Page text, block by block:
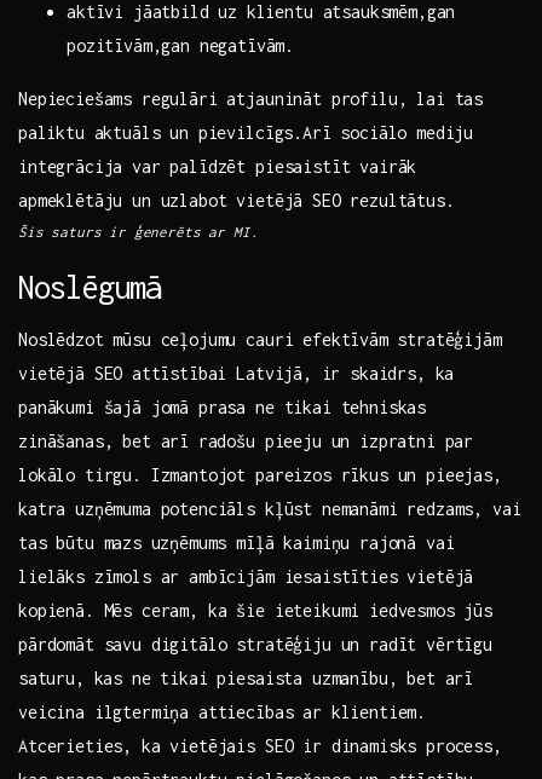
aktīvi ​jāatbild ⁤uz klientu atsauksmēm,gan
pozitīvām,gan​ negatīvām.
Nepieciešams regulāri atjaunināt profilu, lai tas
⁢paliktu aktuāls un pievilcīgs.Arī sociālo mediju
integrācija var palīdzēt piesaistīt vairāk
apmeklētāju un uzlabot vietējā SEO rezultātus.
Šis saturs ir ģenerēts ar MI.
Noslēgumā
Noslēdzot mūsu ceļojumu ‌cauri efektīvām ⁤stratēģijām‌
vietējā SEO ⁣attīstībai Latvijā, ⁣ir skaidrs, ka
panākumi šajā jomā prasa ne tikai tehniskas
zināšanas, bet arī ⁢radošu pieeju‍ un izpratni par
lokālo tirgu. Izmantojot pareizos rīkus un pieejas,
katra uzņēmuma potenciāls kļūst nemanāmi redzams, vai
tas būtu mazs ⁢uzņēmums mīļā kaimiņu rajonā vai
lielāks zīmols ar ambīcijām iesaistīties vietējā
kopienā. Mēs ceram, ka šie ieteikumi iedvesmos jūs
pārdomāt savu digitālo stratēģiju un radīt vērtīgu
⁣saturu, kas ne tikai piesaista uzmanību, bet arī
veicina ilgtermiņa attiecības ar‍ klientiem.
Atcerieties, ka vietējais SEO ir dinamisks process,